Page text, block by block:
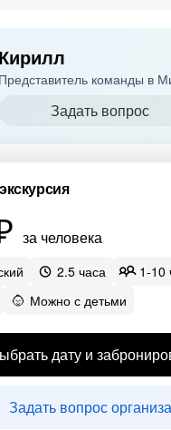
Кирилл
Представитель команды в
Задать вопрос
за человека
2.5 часа
1-10
Можно с детьми
дату и
Задать вопрос